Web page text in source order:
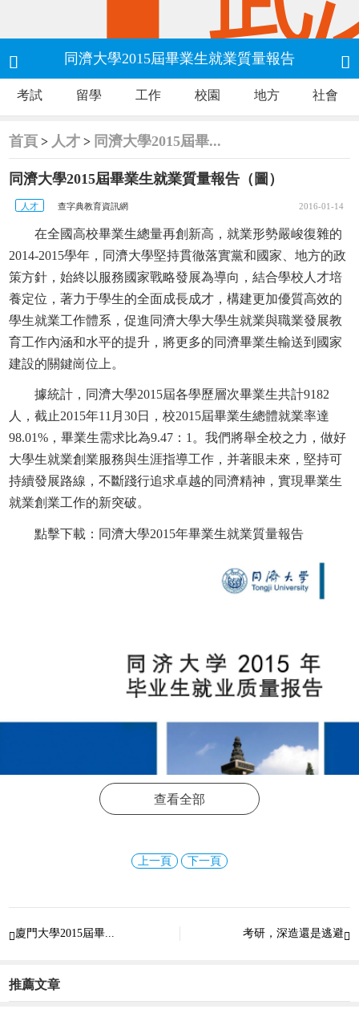
 同濟大學2015屆畢業生就業質量報告 
考試 留學 工作 校園 地方 社會
首頁 > 人才 > 同濟大學2015屆畢...
同濟大學2015屆畢業生就業質量報告（圖）
人才 查字典教育資訊網 2016-01-14
在全國高校畢業生總量再創新高，就業形勢嚴峻復雜的
2014-2015學年，同濟大學堅持貫徹落實黨和國家、地方的政
策方針，始終以服務國家戰略發展為導向，結合學校人才培
養定位，著力于學生的全面成長成才，構建更加優質高效的
學生就業工作體系，促進同濟大學大學生就業與職業發展教
育工作內涵和水平的提升，將更多的同濟畢業生輸送到國家
建設的關鍵崗位上。
據統計，同濟大學2015屆各學歷層次畢業生共計9182
人，截止2015年11月30日，校2015屆畢業生總體就業率達
98.01%，畢業生需求比為9.47：1。我們將舉全校之力，做好
大學生就業創業服務與生涯指導工作，并著眼未來，堅持可
持續發展路線，不斷踐行追求卓越的同濟精神，實現畢業生
就業創業工作的新突破。
點擊下載：同濟大學2015年畢業生就業質量報告
查看全部
上一頁 下一頁
廈門大學2015屆畢... 
考研，深造還是逃避
推薦文章